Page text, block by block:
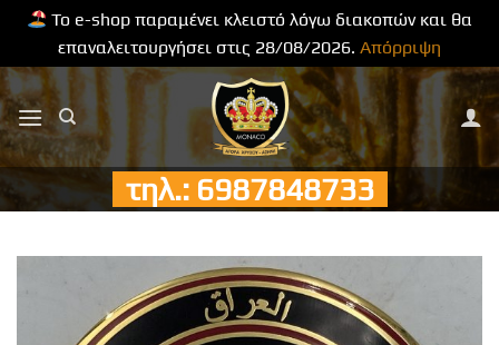
Το e-shop παραμένει κλειστό λόγω διακοπών και θα
επαναλειτουργήσει στις 28/08/2026. Απόρριψη
Μετάβαση
στο
περιεχόμενο
τηλ.: 6987848733